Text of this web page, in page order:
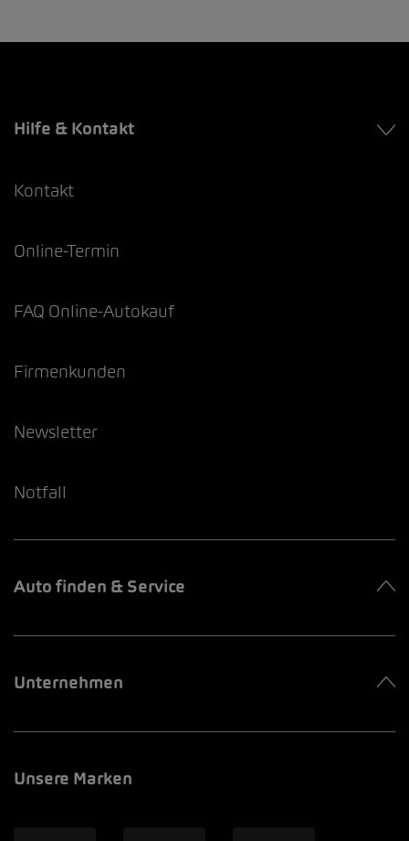
Hilfe & Kontakt
Kontakt
Online-Termin
FAQ Online-Autokauf
Firmenkunden
Newsletter
Notfall
Auto finden & Service
Unternehmen
Unsere Marken